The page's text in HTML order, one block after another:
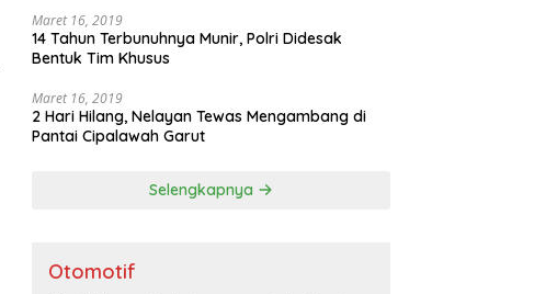
Maret 16, 2019
14 Tahun Terbunuhnya Munir, Polri Didesak
Bentuk Tim Khusus
Maret 16, 2019
2 Hari Hilang, Nelayan Tewas Mengambang di
Pantai Cipalawah Garut
Selengkapnya
Otomotif